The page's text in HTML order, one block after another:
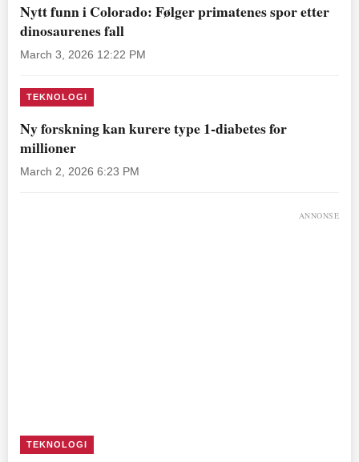
Nytt funn i Colorado: Følger primatenes spor etter
dinosaurenes fall
March 3, 2026 12:22 PM
TEKNOLOGI
Ny forskning kan kurere type 1-diabetes for
millioner
March 2, 2026 6:23 PM
ANNONSE
TEKNOLOGI